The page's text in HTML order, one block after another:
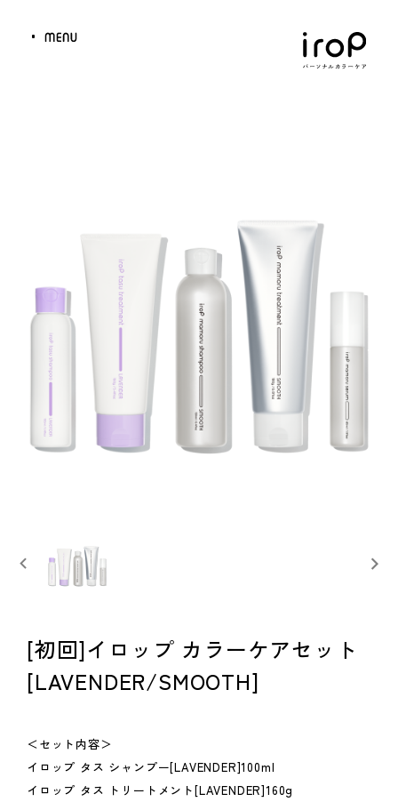
[初回]イロップ カラーケアセット
[LAVENDER/SMOOTH]
＜セット内容＞
イロップ タス シャンプー[LAVENDER]100ml
イロップ タス トリートメント[LAVENDER]160g